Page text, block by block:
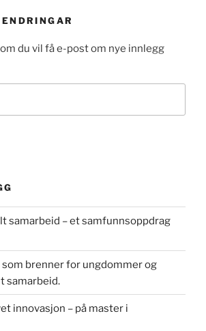
du vil få e-post om nye innlegg
samarbeid – et samfunnsoppdrag
som brenner for ungdommer og
samarbeid.
innovasjon – på master i